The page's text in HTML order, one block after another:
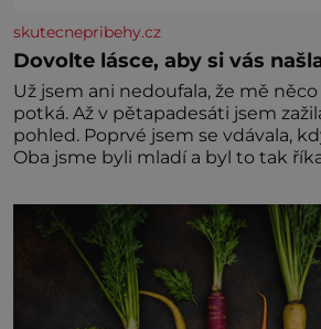
skutecnepribehy.cz
Dovolte lásce, aby si vás
Už jsem ani nedoufala, že mě
potká. Až v pětapadesáti jsem
pohled. Poprvé jsem se vdávala,
Oba jsme byli mladí a byl to tak
zaopatřený mladý muž.
nesvědčilo, brzy jsme zjistili, že